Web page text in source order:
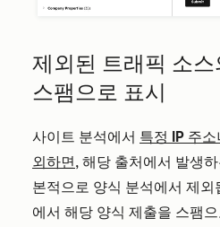
제외된 트래픽 소
스팸으로 표시
사이트 분석에서 특정 IP 주
외하면, 해당 출처에서 발생
본적으로 양식 분석에서 제외
에서 해당 양식 제출을 스팸